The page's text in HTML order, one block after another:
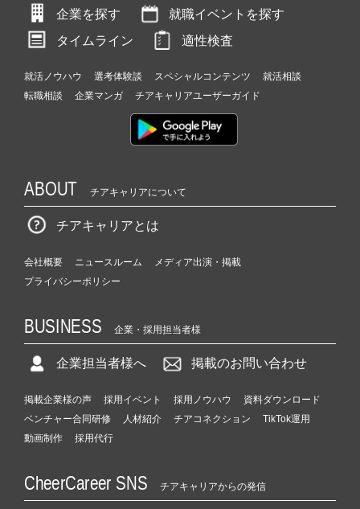
企業を探す
就職イベントを探す
タイムライン
適性検査
就活ノウハウ 選考体験談 スペシャルコンテンツ
就活相談
転職相談
企業マンガ チアキャリアユーザーガイド
ABOUT チアキャリアについて
チアキャリアとは
会社概要 ニュースルーム
メディア出演・掲載
プライバシーポリシー
BUSINESS 企業・採用担当者様
企業担当者様へ 掲載のお問い合わせ
掲載企業様の声 採用イベント 採用ノウハウ
資料ダウンロード
ベンチャー合同研修
人材紹介 チアコネクション
TikTok運用
動画制作
採用代行
CheerCareer SNS チアキャリアからの発信